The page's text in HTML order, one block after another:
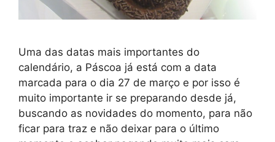
Uma das datas mais importantes do
calendário, a Páscoa já está com a data
marcada para o dia 27 de março e por isso é
muito importante ir se preparando desde já,
buscando as novidades do momento, para não
ficar para traz e não deixar para o último